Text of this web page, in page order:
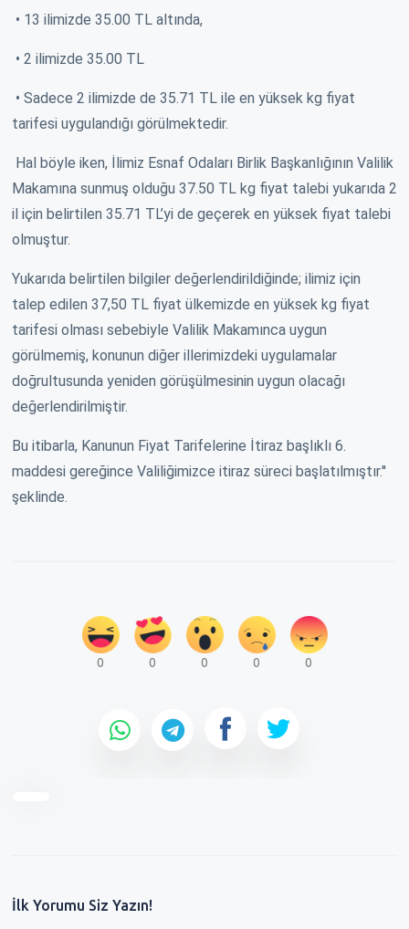
• 13 ilimizde 35.00 TL altında,
• 2 ilimizde 35.00 TL
• Sadece 2 ilimizde de 35.71 TL ile en yüksek kg fiyat
tarifesi uygulandığı görülmektedir.
Hal böyle iken, İlimiz Esnaf Odaları Birlik Başkanlığının Valilik
Makamına sunmuş olduğu 37.50 TL kg fiyat talebi yukarıda 2
il için belirtilen 35.71 TL’yi de geçerek en yüksek fiyat talebi
olmuştur.
Yukarıda belirtilen bilgiler değerlendirildiğinde; ilimiz için
talep edilen 37,50 TL fiyat ülkemizde en yüksek kg fiyat
tarifesi olması sebebiyle Valilik Makamınca uygun
görülmemiş, konunun diğer illerimizdeki uygulamalar
doğrultusunda yeniden görüşülmesinin uygun olacağı
değerlendirilmiştir.
Bu itibarla, Kanunun Fiyat Tarifelerine İtiraz başlıklı 6.
maddesi gereğince Valiliğimizce itiraz süreci başlatılmıştır.''
şeklinde.
0 0 0 0 0
İlk Yorumu Siz Yazın!